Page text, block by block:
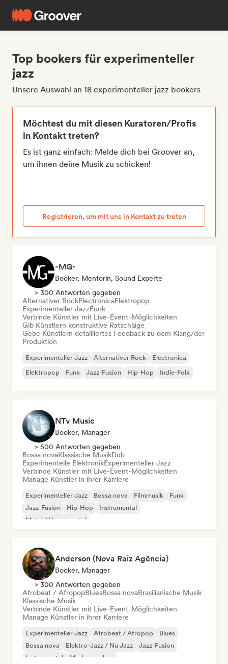
Top bookers für experimenteller
jazz
Unsere Auswahl an 18 experimenteller jazz bookers
Möchtest du mit diesen Kuratoren/Profis
in Kontakt treten?
Es ist ganz einfach: Melde dich bei Groover an,
um ihnen deine Musik zu schicken!
Registrieren, um mit uns in Kontakt zu treten
-MG-
Booker, Mentorin, Sound Experte
> 300 Antworten gegeben
Alternativer RockElectronicaElektropop
Experimenteller JazzFunk
Verbinde Künstler mit Live-Event-Möglichkeiten
Gib Künstlern konstruktive Ratschläge
Gebe Künstlern detailliertes Feedback zu dem Klang/der
Produktion
Experimenteller Jazz Alternativer Rock
Electronica
Elektropop
Funk Jazz-Fusion Hip-Hop Indie-Folk
NTv Music
Booker, Manager
> 500 Antworten gegeben
Bossa novaKlassische MusikDub
Experimentelle ElektronikExperimenteller Jazz
Verbinde Künstler mit Live-Event-Möglichkeiten
Manage Künstler in ihrer Karriere
Experimenteller Jazz Bossa nova Filmmusik
Funk
Jazz-Fusion
Hip-Hop
Instrumental
Metal / Heavy metal
Anderson (Nova Raiz Agência)
Booker, Manager
> 300 Antworten gegeben
Afrobeat / AfropopBluesBossa novaBrasilianische Musik
Klassische Musik
Verbinde Künstler mit Live-Event-Möglichkeiten
Manage Künstler in ihrer Karriere
Experimenteller Jazz Afrobeat / Afropop
Blues
Bossa nova
Elektro-Jazz / Nu Jazz
Jazz-Fusion
Instrumental
Moderner Jazz